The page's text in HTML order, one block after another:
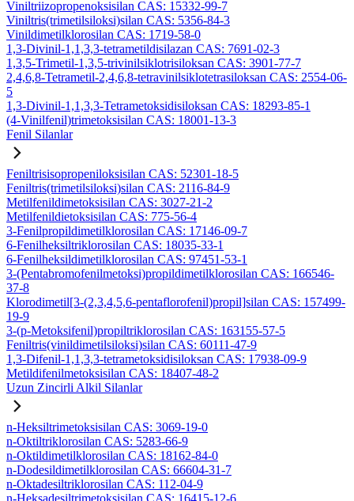
Viniltriizopropenoksisilan CAS: 15332-99-7
Viniltris(trimetilsiloksi)silan CAS: 5356-84-3
Vinildimetilklorosilan CAS: 1719-58-0
1,3-Divinil-1,1,3,3-tetrametildisilazan CAS: 7691-02-3
1,3,5-Trimetil-1,3,5-trivinilsiklotrisiloksan CAS: 3901-77-7
2,4,6,8-Tetrametil-2,4,6,8-tetravinilsiklotetrasiloksan CAS: 2554-06-
5
1,3-Divinil-1,1,3,3-Tetrametoksidisiloksan CAS: 18293-85-1
(4-Vinilfenil)trimetoksisilan CAS: 18001-13-3
Fenil Silanlar
Feniltrisisopropeniloksisilan CAS: 52301-18-5
Feniltris(trimetilsiloksi)silan CAS: 2116-84-9
Metilfenildimetoksisilan CAS: 3027-21-2
Metilfenildietoksisilan CAS: 775-56-4
3-Fenilpropildimetilklorosilan CAS: 17146-09-7
6-Fenilheksiltriklorosilan CAS: 18035-33-1
6-Fenilheksildimetilklorosilan CAS: 97451-53-1
3-(Pentabromofenilmetoksi)propildimetilklorosilan CAS: 166546-
37-8
Klorodimetil[3-(2,3,4,5,6-pentaflorofenil)propil]silan CAS: 157499-
19-9
3-(p-Metoksifenil)propiltriklorosilan CAS: 163155-57-5
Feniltris(vinildimetilsiloksi)silan CAS: 60111-47-9
1,3-Difenil-1,1,3,3-tetrametoksidisiloksan CAS: 17938-09-9
Metildifenilmetoksisilan CAS: 18407-48-2
Uzun Zincirli Alkil Silanlar
n-Heksiltrimetoksisilan CAS: 3069-19-0
n-Oktiltriklorosilan CAS: 5283-66-9
n-Oktildimetilklorosilan CAS: 18162-84-0
n-Dodesildimetilklorosilan CAS: 66604-31-7
n-Oktadesiltriklorosilan CAS: 112-04-9
n-Heksadesiltrimetoksisilan CAS: 16415-12-6